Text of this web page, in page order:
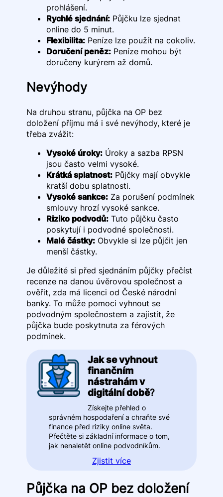
prohlášení.
Rychlé sjednání:Půjčku lze sjednat
online do 5 minut.
Flexibilita:Peníze lze použít na cokoliv.
Doručení peněz:Peníze mohou být
doručeny kurýrem až domů.
Nevýhody
Na druhou stranu, půjčka na OP bez
doložení příjmu má i své nevýhody, které je
třeba zvážit:
Vysoké úroky:Úroky a sazba RPSN
jsou často velmi vysoké.
Krátká splatnost:Půjčky mají obvykle
kratší dobu splatnosti.
Vysoké sankce:Za porušení podmínek
smlouvy hrozí vysoké sankce.
Riziko podvodů:Tuto půjčku často
poskytují i podvodné společnosti.
Malé částky:Obvykle si lze půjčit jen
menší částky.
Je důležité si před sjednáním půjčky přečíst
recenze na danou úvěrovou společnost a
ověřit, zda má licenci od České národní
banky. To může pomoci vyhnout se
podvodným společnostem a zajistit, že
půjčka bude poskytnuta za férových
podmínek.
Jak se vyhnout
finančním
nástrahám v
digitální době?
Získejte přehled o
správném hospodaření a chraňte své
finance před riziky online světa.
Přečtěte si základní informace o tom,
jak nenaletět online podvodníkům.
Zjistit více
Půjčka na OP bez doložení